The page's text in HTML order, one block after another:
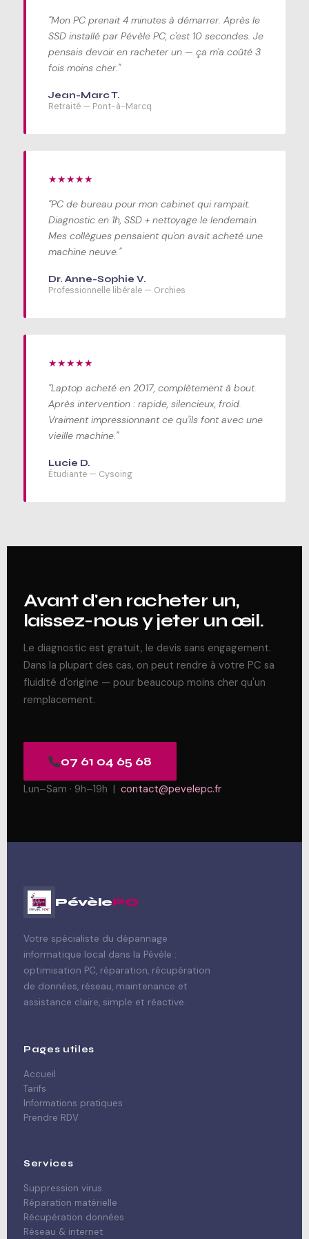
"Mon PC prenait 4 minutes à démarrer. Après le
SSD installé par Pévèle PC, c'est 10 secondes. Je
pensais devoir en racheter un — ça m'a coûté 3
fois moins cher."
Jean-Marc T.
Retraité — Pont-à-Marcq
★★★★★
"PC de bureau pour mon cabinet qui rampait.
Diagnostic en 1h, SSD + nettoyage le lendemain.
Mes collègues pensaient qu'on avait acheté une
machine neuve."
Dr. Anne-Sophie V.
Professionnelle libérale — Orchies
★★★★★
"Laptop acheté en 2017, complètement à bout.
Après intervention : rapide, silencieux, froid.
Vraiment impressionnant ce qu'ils font avec une
vieille machine."
Lucie D.
Étudiante — Cysoing
Avant d'en racheter un,
laissez-nous y jeter un œil.
Le diagnostic est gratuit, le devis sans engagement.
Dans la plupart des cas, on peut rendre à votre PC sa
fluidité d'origine — pour beaucoup moins cher qu'un
remplacement.
07 61 04 65 68
Lun–Sam · 9h–19h | contact@pevelepc.fr
PévèlePC
Votre spécialiste du dépannage
informatique local dans la Pévèle :
optimisation PC, réparation, récupération
de données, réseau, maintenance et
assistance claire, simple et réactive.
Pages utiles
Accueil
Tarifs
Informations pratiques
Prendre RDV
Services
Suppression virus
Réparation matérielle
Récupération données
Réseau & internet